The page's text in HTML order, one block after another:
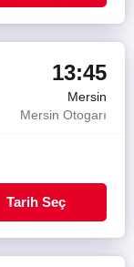
13:45
Mersin
Mersin Otogarı
Tarih Seç